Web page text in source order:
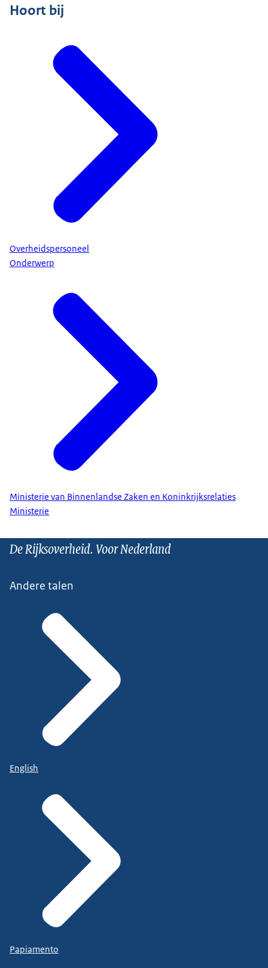
Hoort bij
Overheidspersoneel
Onderwerp
Ministerie van Binnenlandse Zaken en Koninkrijksrelaties
Ministerie
De Rijksoverheid. Voor Nederland
Andere talen
English
Papiamento